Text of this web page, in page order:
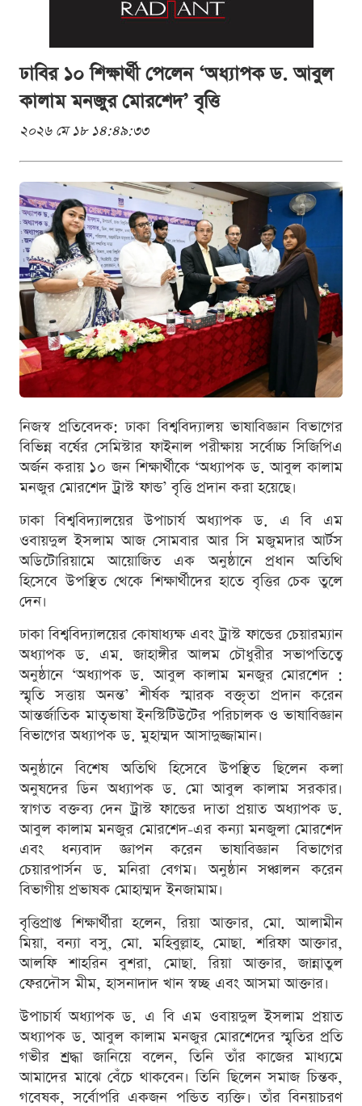
ঢাবির ১০ শিক্ষার্থী পেলেন ‘অধ্যাপক ড. আবুল
কালাম মনজুর মোরশেদ’ বৃত্তি
২০২৬ মে ১৮ ১৪:৪৯:৩৩
নিজস্ব প্রতিবেদক: ঢাকা বিশ্ববিদ্যালয় ভাষাবিজ্ঞান বিভাগের
বিভিন্ন বর্ষের সেমিস্টার ফাইনাল পরীক্ষায় সর্বোচ্চ সিজিপিএ
অর্জন করায় ১০ জন শিক্ষার্থীকে ‘অধ্যাপক ড. আবুল কালাম
মনজুর মোরশেদ ট্রাস্ট ফান্ড’ বৃত্তি প্রদান করা হয়েছে।
ঢাকা বিশ্ববিদ্যালয়ের উপাচার্য অধ্যাপক ড. এ বি এম
ওবায়দুল ইসলাম আজ সোমবার আর সি মজুমদার আর্টস
অডিটোরিয়ামে আয়োজিত এক অনুষ্ঠানে প্রধান অতিথি
হিসেবে উপস্থিত থেকে শিক্ষার্থীদের হাতে বৃত্তির চেক তুলে
দেন।
ঢাকা বিশ্ববিদ্যালয়ের কোষাধ্যক্ষ এবং ট্রাস্ট ফান্ডের চেয়ারম্যান
অধ্যাপক ড. এম. জাহাঙ্গীর আলম চৌধুরীর সভাপতিত্বে
অনুষ্ঠানে ‘অধ্যাপক ড. আবুল কালাম মনজুর মোরশেদ :
স্মৃতি সত্তায় অনন্ত’ শীর্ষক স্মারক বক্তৃতা প্রদান করেন
আন্তর্জাতিক মাতৃভাষা ইনস্টিটিউটের পরিচালক ও ভাষাবিজ্ঞান
বিভাগের অধ্যাপক ড. মুহাম্মদ আসাদুজ্জামান।
অনুষ্ঠানে বিশেষ অতিথি হিসেবে উপস্থিত ছিলেন কলা
অনুষদের ডিন অধ্যাপক ড. মো আবুল কালাম সরকার।
স্বাগত বক্তব্য দেন ট্রাস্ট ফান্ডের দাতা প্রয়াত অধ্যাপক ড.
আবুল কালাম মনজুর মোরশেদ-এর কন্যা মনজুলা মোরশেদ
এবং ধন্যবাদ জ্ঞাপন করেন ভাষাবিজ্ঞান বিভাগের
চেয়ারপার্সন ড. মনিরা বেগম। অনুষ্ঠান সঞ্চালন করেন
বিভাগীয় প্রভাষক মোহাম্মদ ইনজামাম।
বৃত্তিপ্রাপ্ত শিক্ষার্থীরা হলেন, রিয়া আক্তার, মো. আলামীন
মিয়া, বন্যা বসু, মো. মহিবুল্লাহ, মোছা. শরিফা আক্তার,
আলফি শাহরিন বুশরা, মোছা. রিয়া আক্তার, জান্নাতুল
ফেরদৌস মীম, হাসনাদাদ খান স্বচ্ছ এবং আসমা আক্তার।
উপাচার্য অধ্যাপক ড. এ বি এম ওবায়দুল ইসলাম প্রয়াত
অধ্যাপক ড. আবুল কালাম মনজুর মোরশেদের স্মৃতির প্রতি
গভীর শ্রদ্ধা জানিয়ে বলেন, তিনি তাঁর কাজের মাধ্যমে
আমাদের মাঝে বেঁচে থাকবেন। তিনি ছিলেন সমাজ চিন্তক,
গবেষক, সর্বোপরি একজন পন্ডিত ব্যক্তি। তাঁর বিনয়াচরণ